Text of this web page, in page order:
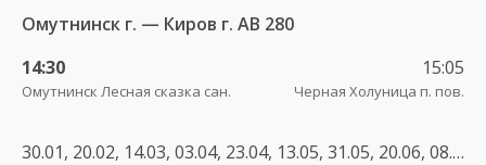
Омутнинск г. — Киров г. АВ 280
14:30
Омутнинск Лесная сказка сан.
15:05
Черная Холуница п. пов.
30.01, 20.02, 14.03, 03.04, 23.04, 13.05, 31.05, 20.06, 08.07, 26.07, 13.08, 31.08, 20.09, 10.10, 30.10, 20.11, 11.12, 29.12